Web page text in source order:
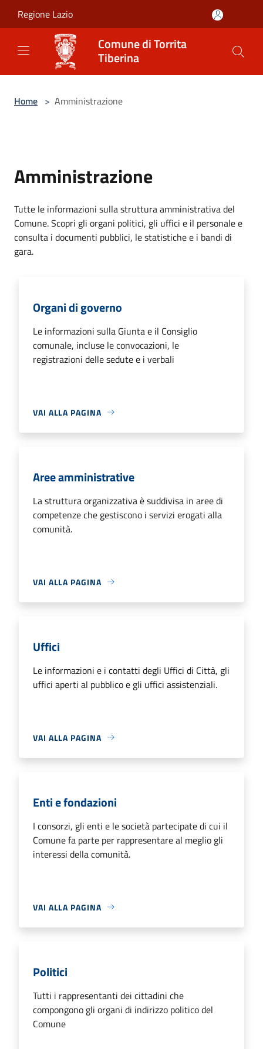
Regione Lazio
Comune di Torrita
Tiberina
Home > Amministrazione
Amministrazione
Tutte le informazioni sulla struttura amministrativa del
Comune. Scopri gli organi politici, gli uffici e il personale e
consulta i documenti pubblici, le statistiche e i bandi di
gara.
Organi di governo
Le informazioni sulla Giunta e il Consiglio
comunale, incluse le convocazioni, le
registrazioni delle sedute e i verbali
VAI ALLA PAGINA
Aree amministrative
La struttura organizzativa è suddivisa in aree di
competenze che gestiscono i servizi erogati alla
comunità.
VAI ALLA PAGINA
Uffici
Le informazioni e i contatti degli Uffici di Città, gli
uffici aperti al pubblico e gli uffici assistenziali.
VAI ALLA PAGINA
Enti e fondazioni
I consorzi, gli enti e le società partecipate di cui il
Comune fa parte per rappresentare al meglio gli
interessi della comunità.
VAI ALLA PAGINA
Politici
Tutti i rappresentanti dei cittadini che
compongono gli organi di indirizzo politico del
Comune